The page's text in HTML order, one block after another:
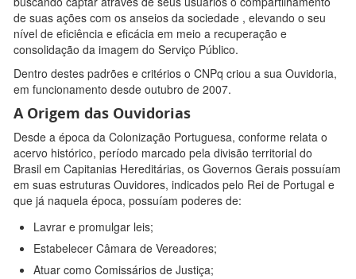
de suas ações com os anseios da sociedade , elevando o seu
nível de eficiência e eficácia em meio a recuperação e
consolidação da imagem do Serviço Público.
Dentro destes padrões e critérios o CNPq criou a sua Ouvidoria,
em funcionamento desde outubro de 2007.
A Origem das Ouvidorias
Desde a época da Colonização Portuguesa, conforme relata o
acervo histórico, período marcado pela divisão territorial do
Brasil em Capitanias Hereditárias, os Governos Gerais possuíam
em suas estruturas Ouvidores, indicados pelo Rei de Portugal e
que já naquela época, possuíam poderes de:
Lavrar e promulgar leis;
Estabelecer Câmara de Vereadores;
Atuar como Comissários de Justiça;